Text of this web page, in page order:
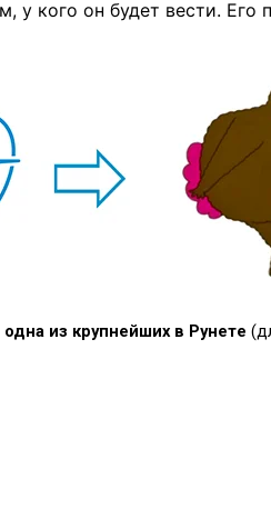
у кого он будет вести. Его